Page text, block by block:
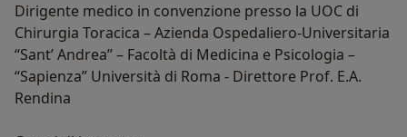
Dirigente medico in convenzione presso la UOC di
Chirurgia Toracica – Azienda Ospedaliero-Universitaria
“Sant’ Andrea” – Facoltà di Medicina e Psicologia –
“Sapienza” Università di Roma - Direttore Prof. E.A.
Rendina